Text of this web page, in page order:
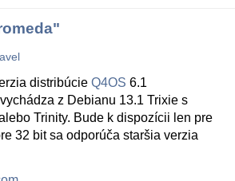
distribúcie Q4OS 6.1
z Debianu 13.1 Trixie s
Trinity. Bude k dispozícii len pre
32 bit sa odporúča staršia verzia